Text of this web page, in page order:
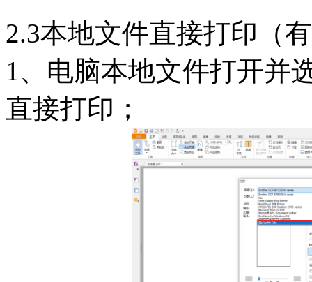
2.3本地文件直接打印（
1、电脑本地文件打开并
直接打印；